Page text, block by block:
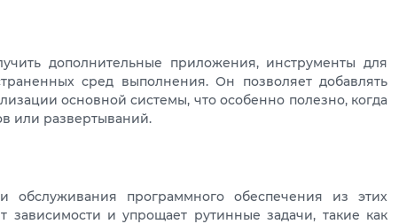
дополнительные приложения, инструменты для
сред выполнения. Он позволяет добавлять
основной системы, что особенно полезно, когда
или развертываний.
обслуживания программного обеспечения из этих
зависимости и упрощает рутинные задачи, такие как